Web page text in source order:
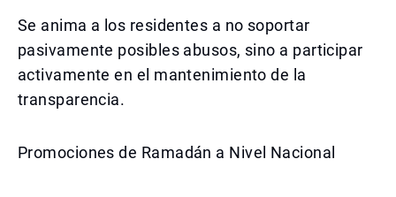
Se anima a los residentes a no soportar
pasivamente posibles abusos, sino a participar
activamente en el mantenimiento de la
transparencia.
Promociones de Ramadán a Nivel Nacional